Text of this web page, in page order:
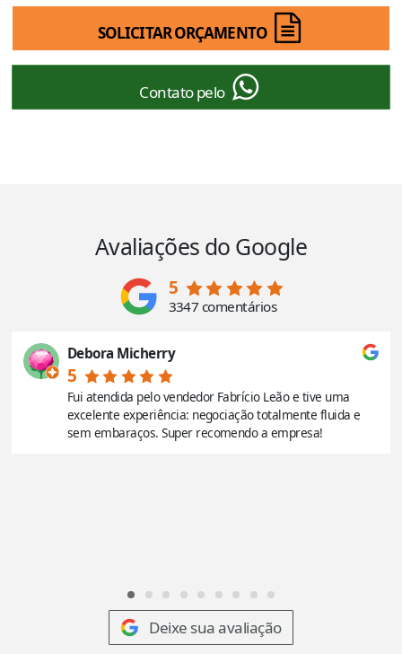
SOLICITAR ORÇAMENTO
Contato pelo
Avaliações do Google
5
3347 comentários
Debora Micherry
5
Fui atendida pelo vendedor Fabrício Leão e tive uma
excelente experiência: negociação totalmente fluida e
sem embaraços. Super recomendo a empresa!
Deixe sua avaliação